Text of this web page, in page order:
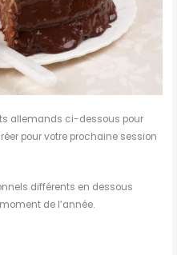
allemands ci-dessous pour
pour votre prochaine session
différents en dessous
de l’année.